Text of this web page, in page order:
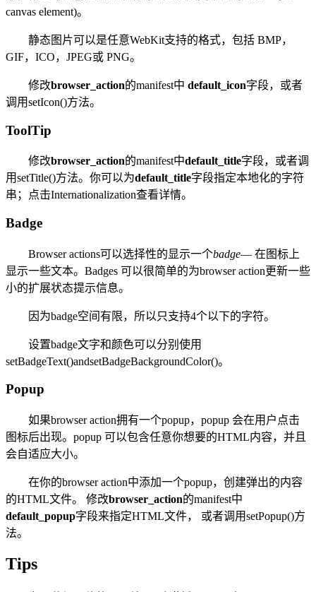
canvas element)。
静态图片可以是任意WebKit支持的格式，包括 BMP，
GIF，ICO，JPEG或 PNG。
修改browser_action的manifest中 default_icon字段，或者
调用setIcon()方法。
ToolTip
修改browser_action的manifest中default_title字段，或者调
用setTitle()方法。你可以为default_title字段指定本地化的字符
串；点击Internationalization查看详情。
Badge
Browser actions可以选择性的显示一个badge— 在图标上
显示一些文本。Badges 可以很简单的为browser action更新一些
小的扩展状态提示信息。
因为badge空间有限，所以只支持4个以下的字符。
设置badge文字和颜色可以分别使用
setBadgeText()andsetBadgeBackgroundColor()。
Popup
如果browser action拥有一个popup，popup 会在用户点击
图标后出现。popup 可以包含任意你想要的HTML内容，并且
会自适应大小。
在你的browser action中添加一个popup， 创建弹出的内容
的HTML文件。 修改browser_action的manifest中
default_popup字段来指定HTML文件， 或者调用setPopup()方
法。
Tips